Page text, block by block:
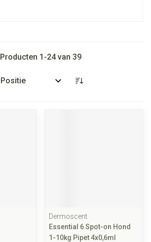
Producten 1 -24van 39
Sorteer op:
Dermoscent
Essential 6 Spot-on Hond
1-10kg Pipet 4x0,6ml